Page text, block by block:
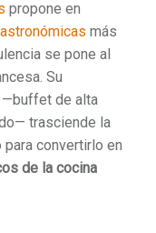
propone en
más
se pone al
Su
—buffet de alta
trasciende la
convertirlo en
de la cocina